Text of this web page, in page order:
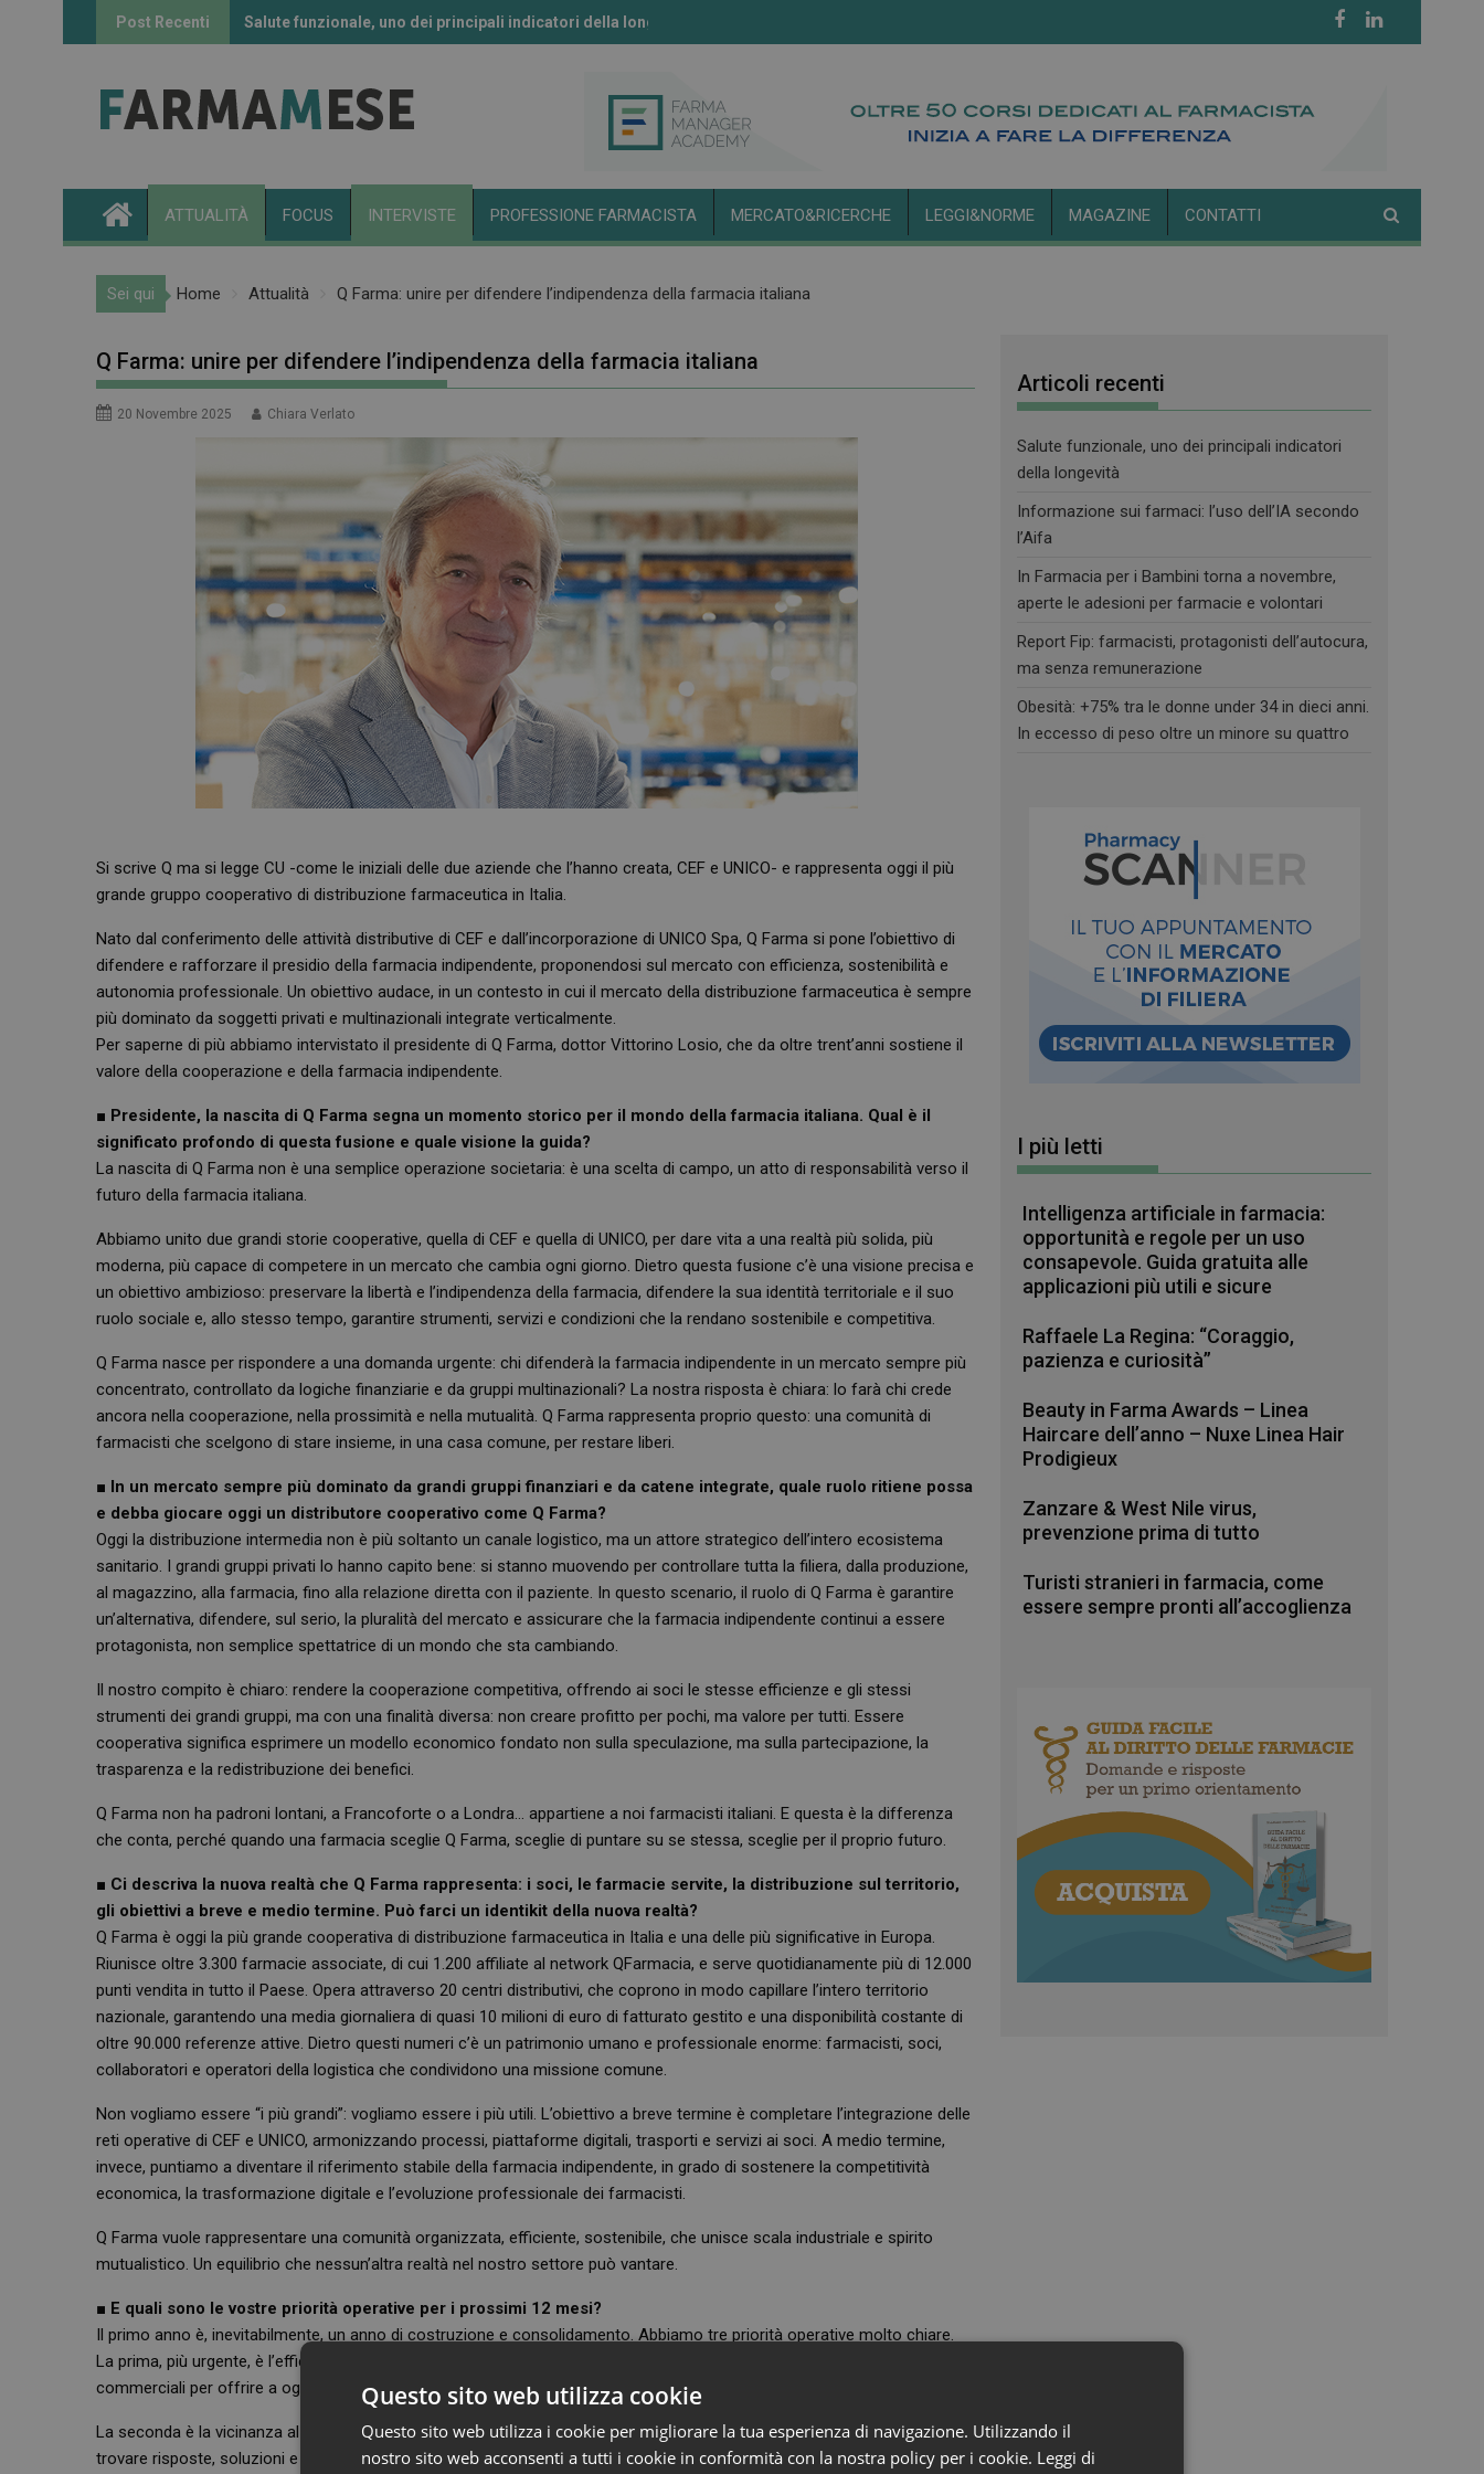
Post Recenti Salute funzionale, uno dei principali indicatori della longevità
Informazione sui farmaci: l’uso dell’IA secondo l’Aifa
ATTUALITÀ FOCUS INTERVISTE PROFESSIONE FARMACISTA MERCATO&RICERCHE LEGGI&NORME MAGAZINE CONTATTI
Sei qui Home Attualità Q Farma: unire per difendere l’indipendenza della farmacia italiana
Q Farma: unire per difendere l’indipendenza della farmacia italiana
20 Novembre 2025 Chiara Verlato
Si scrive Q ma si legge CU -come le iniziali delle due aziende che l’hanno creata, CEF e UNICO- e rappresenta oggi il più
grande gruppo cooperativo di distribuzione farmaceutica in Italia.
Nato dal conferimento delle attività distributive di CEF e dall’incorporazione di UNICO Spa, Q Farma si pone l’obiettivo di
difendere e rafforzare il presidio della farmacia indipendente, proponendosi sul mercato con efficienza, sostenibilità e
autonomia professionale. Un obiettivo audace, in un contesto in cui il mercato della distribuzione farmaceutica è sempre
più dominato da soggetti privati e multinazionali integrate verticalmente.
Per saperne di più abbiamo intervistato il presidente di Q Farma, dottor Vittorino Losio, che da oltre trent’anni sostiene il
valore della cooperazione e della farmacia indipendente.
■ Presidente, la nascita di Q Farma segna un momento storico per il mondo della farmacia italiana. Qual è il
significato profondo di questa fusione e quale visione la guida?
La nascita di Q Farma non è una semplice operazione societaria: è una scelta di campo, un atto di responsabilità verso il
futuro della farmacia italiana.
Abbiamo unito due grandi storie cooperative, quella di CEF e quella di UNICO, per dare vita a una realtà più solida, più
moderna, più capace di competere in un mercato che cambia ogni giorno. Dietro questa fusione c’è una visione precisa e
un obiettivo ambizioso: preservare la libertà e l’indipendenza della farmacia, difendere la sua identità territoriale e il suo
ruolo sociale e, allo stesso tempo, garantire strumenti, servizi e condizioni che la rendano sostenibile e competitiva.
Q Farma nasce per rispondere a una domanda urgente: chi difenderà la farmacia indipendente in un mercato sempre più
concentrato, controllato da logiche finanziarie e da gruppi multinazionali? La nostra risposta è chiara: lo farà chi crede
ancora nella cooperazione, nella prossimità e nella mutualità. Q Farma rappresenta proprio questo: una comunità di
farmacisti che scelgono di stare insieme, in una casa comune, per restare liberi.
■ In un mercato sempre più dominato da grandi gruppi finanziari e da catene integrate, quale ruolo ritiene possa
e debba giocare oggi un distributore cooperativo come Q Farma?
Oggi la distribuzione intermedia non è più soltanto un canale logistico, ma un attore strategico dell’intero ecosistema
sanitario. I grandi gruppi privati lo hanno capito bene: si stanno muovendo per controllare tutta la filiera, dalla produzione,
al magazzino, alla farmacia, fino alla relazione diretta con il paziente. In questo scenario, il ruolo di Q Farma è garantire
un’alternativa, difendere, sul serio, la pluralità del mercato e assicurare che la farmacia indipendente continui a essere
protagonista, non semplice spettatrice di un mondo che sta cambiando.
Il nostro compito è chiaro: rendere la cooperazione competitiva, offrendo ai soci le stesse efficienze e gli stessi
strumenti dei grandi gruppi, ma con una finalità diversa: non creare profitto per pochi, ma valore per tutti. Essere
cooperativa significa esprimere un modello economico fondato non sulla speculazione, ma sulla partecipazione, la
trasparenza e la redistribuzione dei benefici.
Q Farma non ha padroni lontani, a Francoforte o a Londra… appartiene a noi farmacisti italiani. E questa è la differenza
che conta, perché quando una farmacia sceglie Q Farma, sceglie di puntare su se stessa, sceglie per il proprio futuro.
■ Ci descriva la nuova realtà che Q Farma rappresenta: i soci, le farmacie servite, la distribuzione sul territorio,
gli obiettivi a breve e medio termine. Può farci un identikit della nuova realtà?
Q Farma è oggi la più grande cooperativa di distribuzione farmaceutica in Italia e una delle più significative in Europa.
Riunisce oltre 3.300 farmacie associate, di cui 1.200 affiliate al network QFarmacia, e serve quotidianamente più di 12.000
punti vendita in tutto il Paese. Opera attraverso 20 centri distributivi, che coprono in modo capillare l’intero territorio
nazionale, garantendo una media giornaliera di quasi 10 milioni di euro di fatturato gestito e una disponibilità costante di
oltre 90.000 referenze attive. Dietro questi numeri c’è un patrimonio umano e professionale enorme: farmacisti, soci,
collaboratori e operatori della logistica che condividono una missione comune.
Non vogliamo essere “i più grandi”: vogliamo essere i più utili. L’obiettivo a breve termine è completare l’integrazione delle
reti operative di CEF e UNICO, armonizzando processi, piattaforme digitali, trasporti e servizi ai soci. A medio termine,
invece, puntiamo a diventare il riferimento stabile della farmacia indipendente, in grado di sostenere la competitività
economica, la trasformazione digitale e l’evoluzione professionale dei farmacisti.
Q Farma vuole rappresentare una comunità organizzata, efficiente, sostenibile, che unisce scala industriale e spirito
mutualistico. Un equilibrio che nessun’altra realtà nel nostro settore può vantare.
■ E quali sono le vostre priorità operative per i prossimi 12 mesi?
Il primo anno è, inevitabilmente, un anno di costruzione e consolidamento. Abbiamo tre priorità operative molto chiare.
La prima, più urgente, è l’efficienza organizzativa: integrare le strutture logistiche, i sistemi informativi e le reti
commerciali per offrire a ogni farmacia un servizio più rapido, preciso e competitivo.
La seconda è la vicinanza al socio: vogliamo che ogni farmacista senta Q Farma come la propria casa, un luogo in cui
trovare risposte, soluzioni e ascolto. A questo proposito, abbiamo avviato un “Q Farma in tour” che ci vedrà presenti in
Articoli recenti
Salute funzionale, uno dei principali indicatori
della longevità
Informazione sui farmaci: l’uso dell’IA secondo
l’Aifa
In Farmacia per i Bambini torna a novembre,
aperte le adesioni per farmacie e volontari
Report Fip: farmacisti, protagonisti dell’autocura,
ma senza remunerazione
Obesità: +75% tra le donne under 34 in dieci anni.
In eccesso di peso oltre un minore su quattro
I più letti
Intelligenza artificiale in farmacia:
opportunità e regole per un uso
consapevole. Guida gratuita alle
applicazioni più utili e sicure
Raffaele La Regina: “Coraggio,
pazienza e curiosità”
Beauty in Farma Awards – Linea
Haircare dell’anno – Nuxe Linea Hair
Prodigieux
Zanzare & West Nile virus,
prevenzione prima di tutto
Turisti stranieri in farmacia, come
essere sempre pronti all’accoglienza
Questo sito web utilizza cookie
Questo sito web utilizza i cookie per migliorare la tua esperienza di navigazione. Utilizzando il
nostro sito web acconsenti a tutti i cookie in conformità con la nostra policy per i cookie. Leggi di